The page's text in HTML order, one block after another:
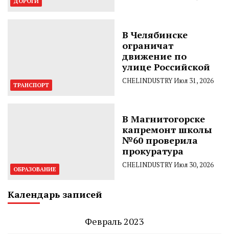
ТРАНСПОРТ
В Челябинске
ограничат
движение по
улице Российской
CHELINDUSTRYИюл 31, 2026
ОБРАЗОВАНИЕ
В Магнитогорске
капремонт школы
№60 проверила
прокуратура
CHELINDUSTRYИюл 30, 2026
Календарь записей
Февраль 2023